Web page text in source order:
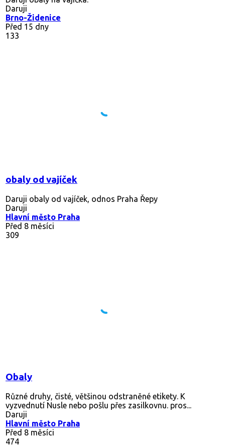
Daruji
Brno-Židenice
Před 15 dny
133
obaly od vajíček
Daruji obaly od vajíček, odnos Praha Řepy
Daruji
Hlavní město Praha
Před 8 měsíci
309
Obaly
Různé druhy, čisté, většinou odstraněné etikety. K
vyzvednutí Nusle nebo pošlu přes zasilkovnu. pros...
Daruji
Hlavní město Praha
Před 8 měsíci
474